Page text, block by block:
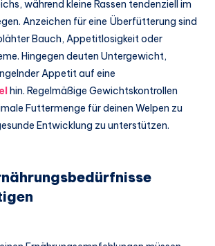
während kleine Rassen tendenziell im
Anzeichen für eine Überfütterung sind
Bauch, Appetitlosigkeit oder
Hingegen deuten Untergewicht,
Appetit auf eine
hin. Regelmäßige Gewichtskontrollen
Futtermenge für deinen Welpen zu
Entwicklung zu unterstützen.